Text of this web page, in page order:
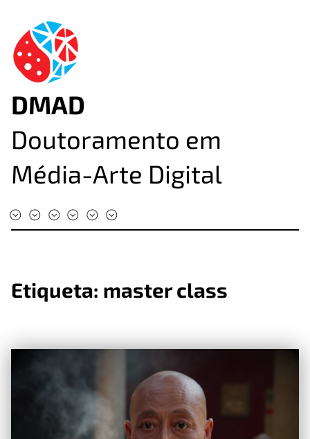
DMAD
Doutoramento em
Média-Arte Digital
Etiqueta: master class